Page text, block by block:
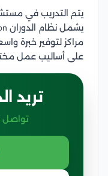
يتم التدريب في
مراكز لتوفير خبرة
على أساليب عمل
تريد
تواصل